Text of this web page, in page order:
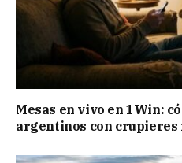
Mesas en vivo en 1Win:
argentinos con crupieres